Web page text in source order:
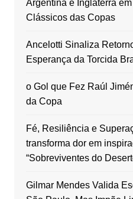
Argentina e Inglaterra
Clássicos das Copas
Ancelotti Sinaliza
Esperança da Torcida
o Gol que Fez Raúl
da Copa
Fé, Resiliência e
transforma dor em
“Sobreviventes do
Gilmar Mendes Valida